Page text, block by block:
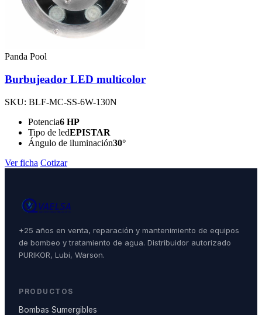
Panda Pool
Burbujeador LED multicolor
SKU: BLF-MC-SS-6W-130N
Potencia6 HP
Tipo de ledEPISTAR
Ángulo de iluminación30°
Ver ficha Cotizar
+25 años en venta, reparación y mantenimiento de equipos
de bombeo y tratamiento de agua. Distribuidor autorizado
PURIKOR, Lubi, Warson.
PRODUCTOS
Bombas Sumergibles